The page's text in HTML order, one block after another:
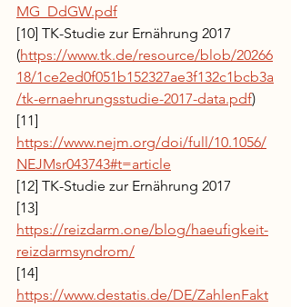
MG_DdGW.pdf
[10] TK-Studie zur Ernährung 2017
(https://www.tk.de/resource/blob/20266
18/1ce2ed0f051b152327ae3f132c1bcb3a
/tk-ernaehrungsstudie-2017-data.pdf)
[11]
https://www.nejm.org/doi/full/10.1056/
NEJMsr043743#t=article
[12] TK-Studie zur Ernährung 2017
[13]
https://reizdarm.one/blog/haeufigkeit-
reizdarmsyndrom/
[14]
https://www.destatis.de/DE/ZahlenFakt